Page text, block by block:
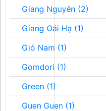
Giang Nguyên (2)
Giang Oải Hạ (1)
Gió Nam (1)
Gomdori (1)
Green (1)
Guen Guen (1)